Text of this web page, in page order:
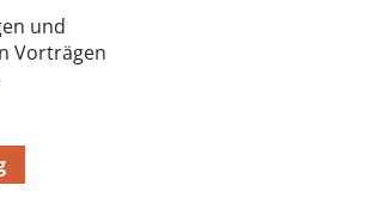
und
Vorträgen